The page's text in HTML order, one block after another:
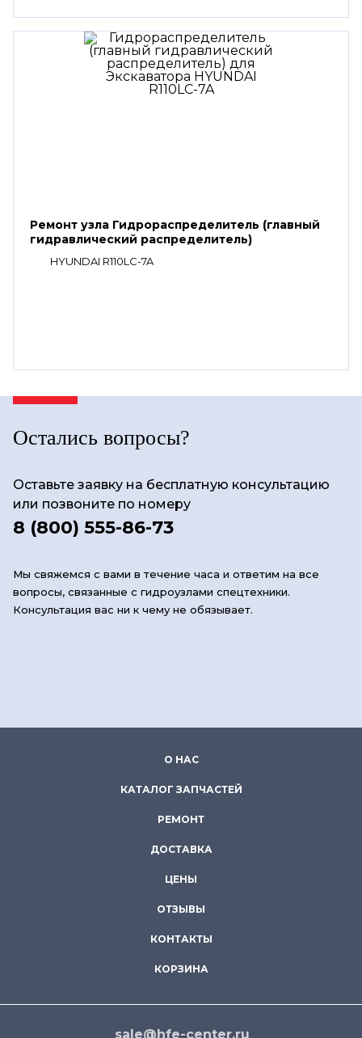
Ремонт узла Гидрораспределитель (главный
гидравлический распределитель)
HYUNDAI R110LC-7A
Остались вопросы?
Оставьте заявку на бесплатную консультацию
или позвоните по номеру
8 (800) 555-86-73
Мы свяжемся с вами в течение часа и ответим на все
вопросы, связанные с гидроузлами спецтехники.
Консультация вас ни к чему не обязывает.
О НАС
КАТАЛОГ ЗАПЧАСТЕЙ
РЕМОНТ
ДОСТАВКА
ЦЕНЫ
ОТЗЫВЫ
КОНТАКТЫ
КОРЗИНА
sale@hfe-center.ru